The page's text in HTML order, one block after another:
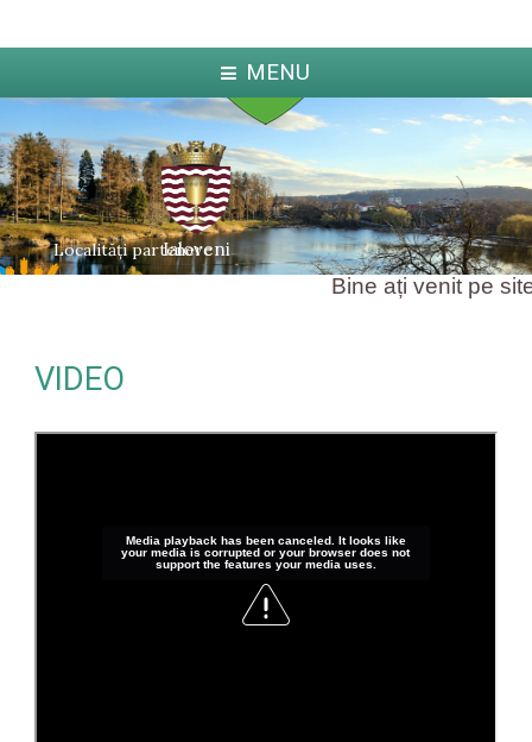
MENU
Localități partenere
Ialoveni
Bine ați venit pe
VIDEO